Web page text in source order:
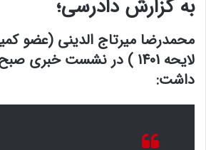
به گزارش دادرسی؛
محمدرضا میرتاج الدینی (عضو
لایحه 1401 ) در نشست خبری
داشت: